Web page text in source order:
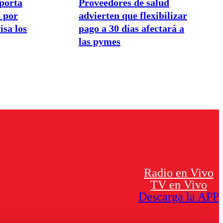
por
los
Proveedores de salud
advierten que flexibilizar
pago a 30 días afectará a
las pymes
Radio en Vivo
TV en Vivo
Descarga la APP